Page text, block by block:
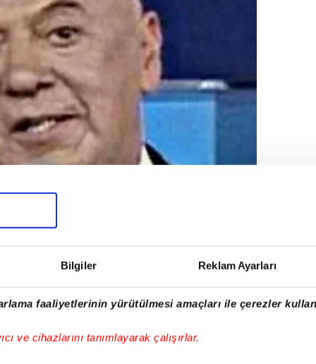
Bilgiler Reklam Ayarları
faaliyetlerinin yürütülmesi amaçları ile çerezler
ve cihazlarını tanımlayarak çalışırlar.